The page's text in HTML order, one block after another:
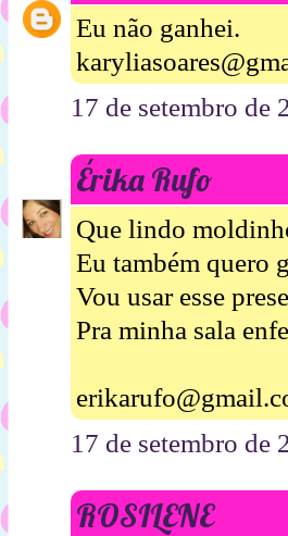
Eu não ganhei.
17 de setembro de
Érika Rufo
Que lindo
Eu também quero
Vou usar esse
Pra minha sala
17 de setembro de
ROSILENE